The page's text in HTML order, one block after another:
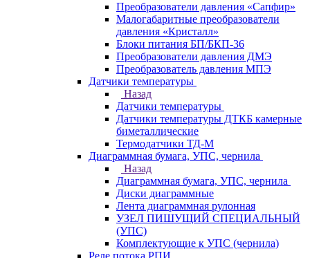
Преобразователи давления «Сапфир»
Малогабаритные преобразователи
давления «Кристалл»
Блоки питания БП/БКП-36
Преобразователи давления ДМЭ
Преобразователь давления МПЭ
Датчики температуры
Назад
Датчики температуры
Датчики температуры ДТКБ камерные
биметаллические
Термодатчики ТД-М
Диаграммная бумага, УПС, чернила
Назад
Диаграммная бумага, УПС, чернила
Диски диаграммные
Лента диаграммная рулонная
УЗЕЛ ПИШУЩИЙ СПЕЦИАЛЬНЫЙ
(УПС)
Комплектующие к УПС (чернила)
Реле потока РПИ